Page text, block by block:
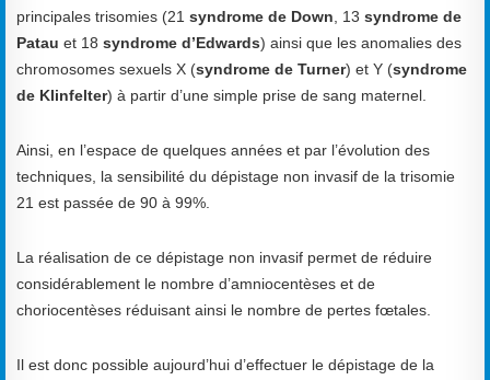
principales trisomies (21 syndrome de Down , 13 syndrome de
Patau et 18 syndrome d’Edwards) ainsi que les anomalies des
chromosomes sexuels X (syndrome de Turner) et Y (syndrome
de Klinfelter) à partir d’une simple prise de sang maternel.
Ainsi, en l’espace de quelques années et par l’évolution des
techniques, la sensibilité du dépistage non invasif de la trisomie
21 est passée de 90 à 99%.
La réalisation de ce dépistage non invasif permet de réduire
considérablement le nombre d’amniocentèses et de
choriocentèses réduisant ainsi le nombre de pertes fœtales.
Il est donc possible aujourd’hui d’effectuer le dépistage de la